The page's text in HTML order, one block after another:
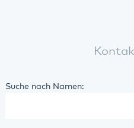
Suche nach Namen: